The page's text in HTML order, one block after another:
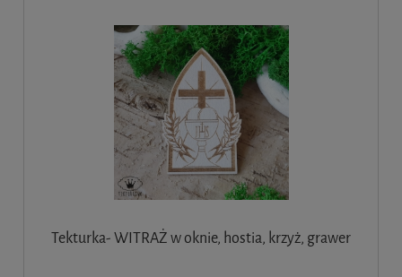
Tekturka- WITRAŻ w oknie, hostia, krzyż, grawer